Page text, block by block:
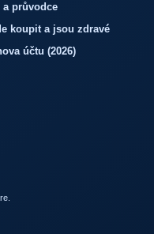
a průvodce
koupit a jsou zdravé
účtu (2026)